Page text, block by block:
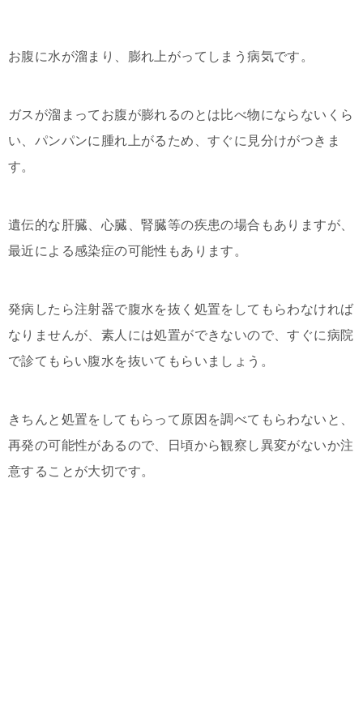
お腹に水が溜まり、膨れ上がってしまう病気です。
ガスが溜まってお腹が膨れるのとは比べ物にならないくら
い、パンパンに腫れ上がるため、すぐに見分けがつきま
す。
遺伝的な肝臓、心臓、腎臓等の疾患の場合もありますが、
最近による感染症の可能性もあります。
発病したら注射器で腹水を抜く処置をしてもらわなければ
なりませんが、素人には処置ができないので、すぐに病院
で診てもらい腹水を抜いてもらいましょう。
きちんと処置をしてもらって原因を調べてもらわないと、
再発の可能性があるので、日頃から観察し異変がないか注
意することが大切です。